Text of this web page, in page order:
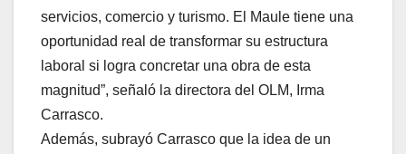
servicios, comercio y turismo. El Maule tiene una
oportunidad real de transformar su estructura
laboral si logra concretar una obra de esta
magnitud”, señaló la directora del OLM, Irma
Carrasco.
Además, subrayó Carrasco que la idea de un